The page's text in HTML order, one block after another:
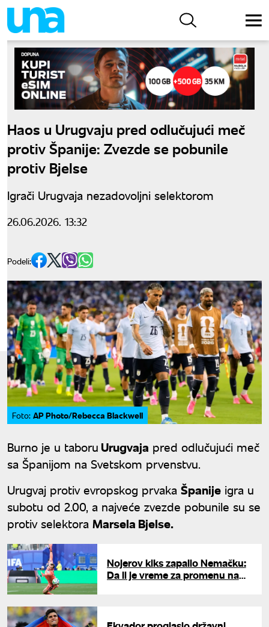
Haos u Urugvaju pred odlučujući meč
protiv Španije: Zvezde se pobunile
protiv Bjelse
Igrači Urugvaja nezadovoljni selektorom
26.06.2026. 13:32
Podeli:
Foto: AP Photo/Rebecca Blackwell
Burno je u taboru Urugvaja pred odlučujući meč
sa Španijom na Svetskom prvenstvu.
Urugvaj protiv evropskog prvaka Španije igra u
subotu od 2.00, a najveće zvezde pobunile su se
protiv selektora Marsela Bjelse.
Nojerov kiks zapalio Nemačku:
Da li je vreme za promenu na